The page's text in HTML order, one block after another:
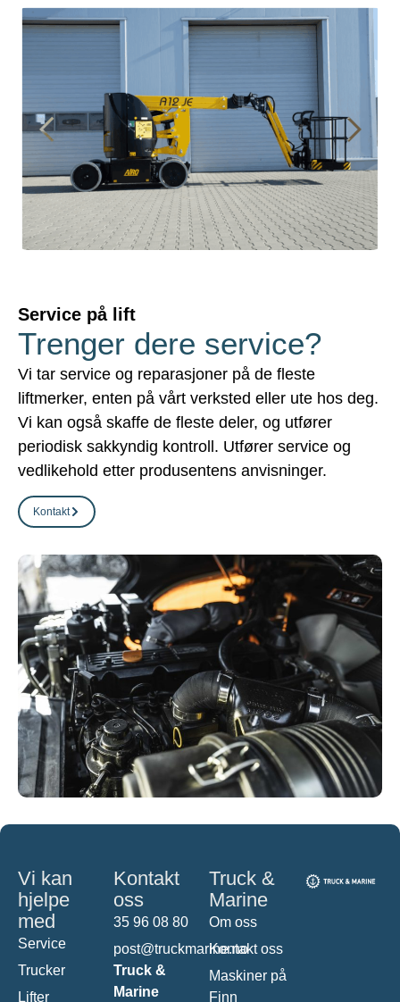
Service på lift
Trenger dere service?
Vi tar service og reparasjoner på de fleste
liftmerker, enten på vårt verksted eller ute hos deg.
Vi kan også skaffe de fleste deler, og utfører
periodisk sakkyndig kontroll. Utfører service og
vedlikehold etter produsentens anvisninger.
Kontakt
Vi kan
hjelpe
med
Service
Trucker
Lifter
Kontakt
oss
35 96 08 80
post@truckmarine.no
Truck &
Marine
Truck &
Marine
Om oss
Kontakt oss
Maskiner på
Finn